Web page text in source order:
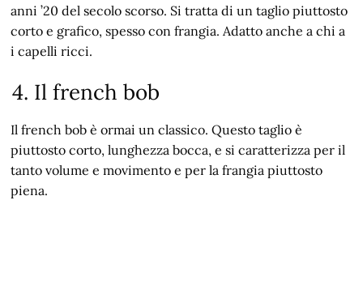
anni ’20 del secolo scorso. Si tratta di un taglio piuttosto
corto e grafico, spesso con frangia. Adatto anche a chi a
i capelli ricci.
4. Il french bob
Il french bob è ormai un classico. Questo taglio è
piuttosto corto, lunghezza bocca, e si caratterizza per il
tanto volume e movimento e per la frangia piuttosto
piena.